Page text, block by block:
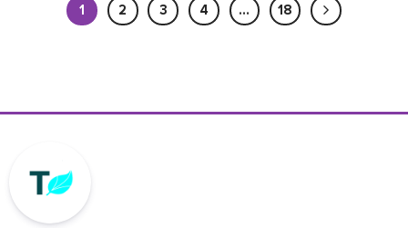
1 2 3 4 … 18